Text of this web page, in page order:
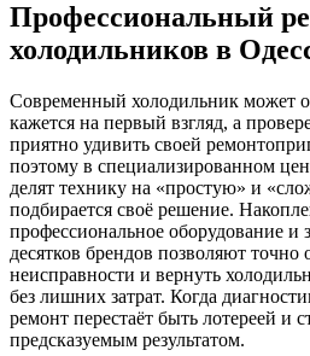
Профессиональный
холодильников в
Современный холодильник может
кажется на первый взгляд, а
приятно удивить своей
поэтому в специализированном
делят технику на «простую» и
подбирается своё решение.
профессиональное оборудование и
десятков брендов позволяют
неисправности и вернуть
без лишних затрат. Когда
ремонт перестаёт быть лотереей и
предсказуемым результатом.